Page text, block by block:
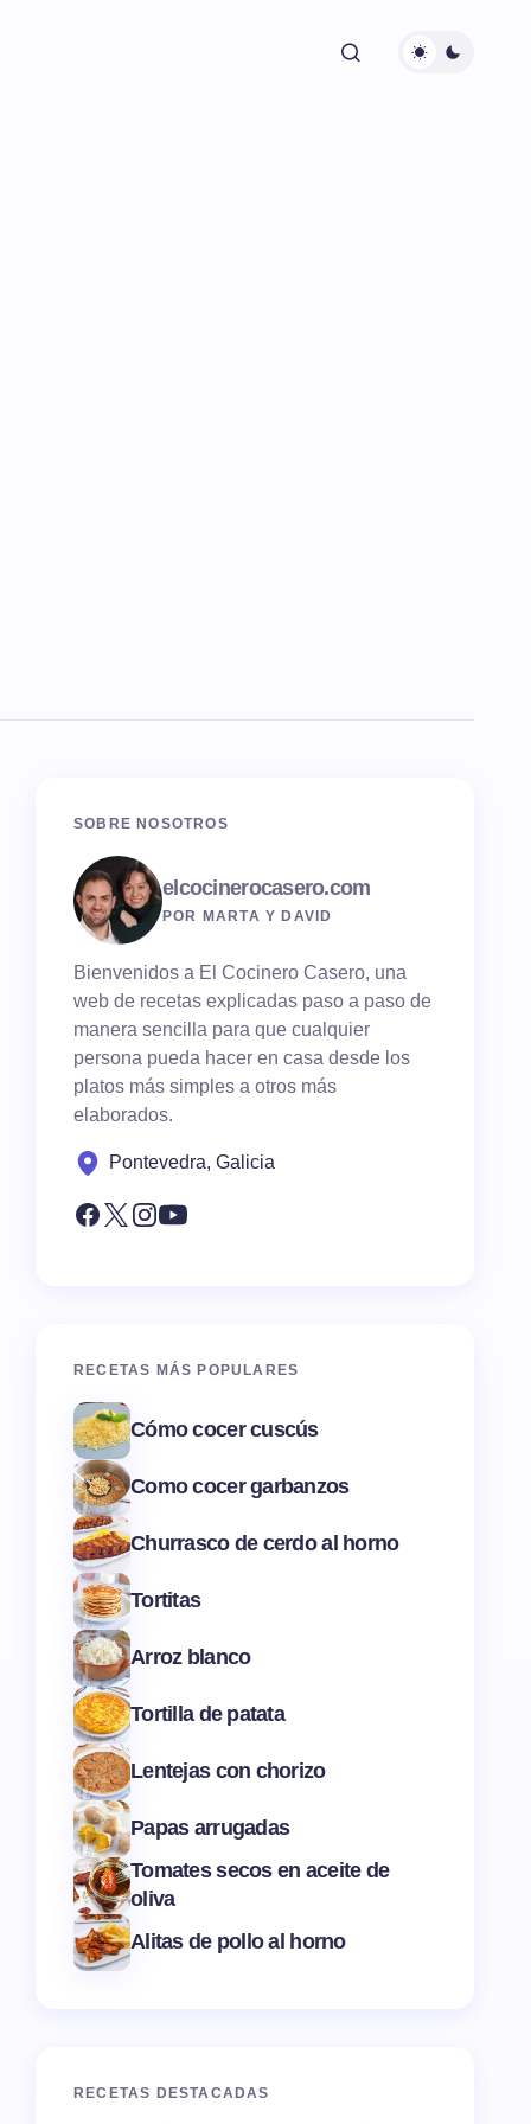
SOBRE NOSOTROS
elcocinerocasero.com
POR MARTA Y DAVID
Bienvenidos a El Cocinero Casero, una
web de recetas explicadas paso a paso de
manera sencilla para que cualquier
persona pueda hacer en casa desde los
platos más simples a otros más
elaborados.
Pontevedra, Galicia
RECETAS MÁS POPULARES
Cómo cocer cuscús
Como cocer garbanzos
Churrasco de cerdo al horno
Tortitas
Arroz blanco
Tortilla de patata
Lentejas con chorizo
Papas arrugadas
Tomates secos en aceite de
oliva
Alitas de pollo al horno
RECETAS DESTACADAS